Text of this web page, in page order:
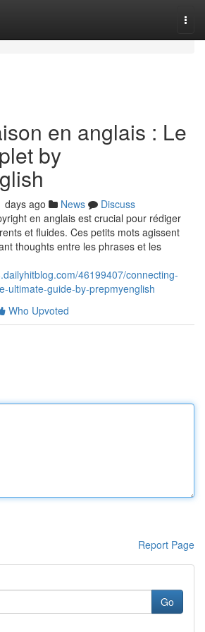
en anglais : Le
by
days ago News
Discuss
en anglais est crucial pour rédiger
et fluides. Ces petits mots agissent
thoughts entre les phrases et les
46199407/connecting-
ultimate-guide-by-prepmyenglish
Who Upvoted
Report Page
Go